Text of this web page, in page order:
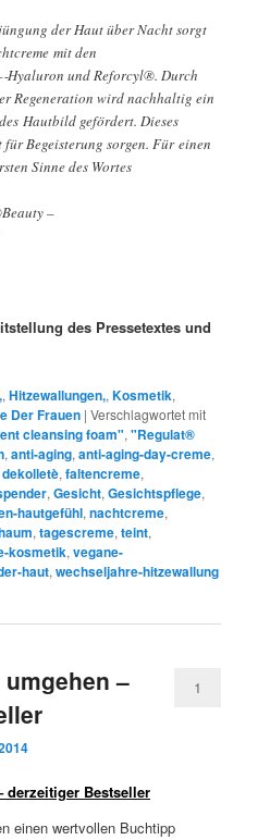
der Haut über Nacht sorgt
mit den
und Reforcyl®. Durch
Regeneration wird nachhaltig ein
Hautbild gefördert. Dieses
Begeisterung sorgen. Für einen
Sinne des Wortes
–
des Pressetextes und
,Hitzewallungen,,Kosmetik,
Der Frauen |Verschlagwortet mit
cleansing foam","Regulat®
,anti-aging,anti-aging-day-creme,
dekolletè,faltencreme,
,Gesicht,Gesichtspflege,
hautgefühl,nachtcreme,
,tagescreme,teint,
kosmetik,vegane-
haut,wechseljahre-hitzewallung
–
1
derzeitiger Bestseller
einen wertvollen Buchtipp